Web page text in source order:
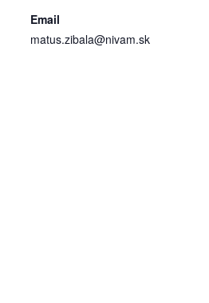
Email
matus.zibala@nivam.sk